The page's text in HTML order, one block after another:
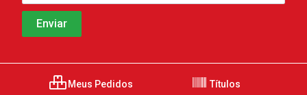
Meus Pedidos Títulos